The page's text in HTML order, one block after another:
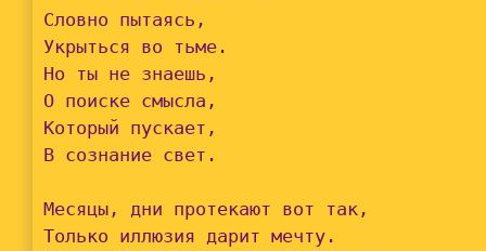
Словно пытаясь,
Укрыться во тьме.
Но ты не знаешь,
О поиске смысла,
Который пускает,
В сознание свет.
Месяцы, дни протекают вот так,
Только иллюзия дарит мечту.